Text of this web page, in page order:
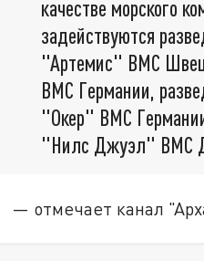
качестве морского
задействуются
"Артемис" ВМС
ВМС Германии,
"Окер" ВМС
"Нилс Джуэл" ВМС
— отмечает канал